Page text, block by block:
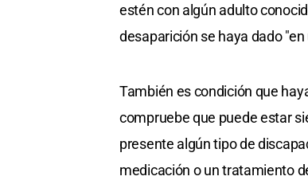
estén con algún adulto
desaparición se haya dado
También es condición que
compruebe que puede estar
presente algún tipo de
medicación o un tratamiento